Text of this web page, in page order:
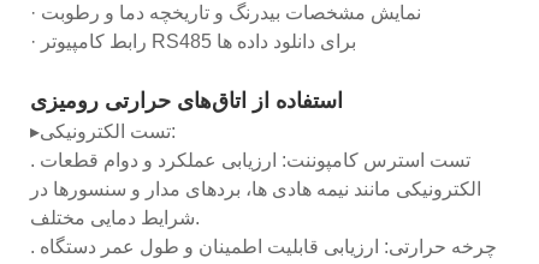
· نمایش مشخصات بیدرنگ و تاریخچه دما و رطوبت
· رابط کامپیوتر RS485 برای دانلود داده ها
استفاده از اتاق‌های حرارتی رومیزی
▸تست الکترونیکی:
. تست استرس کامپوننت: ارزیابی عملکرد و دوام قطعات
الکترونیکی مانند نیمه هادی ها، بردهای مدار و سنسورها در
شرایط دمایی مختلف.
. چرخه حرارتی: ارزیابی قابلیت اطمینان و طول عمر دستگاه